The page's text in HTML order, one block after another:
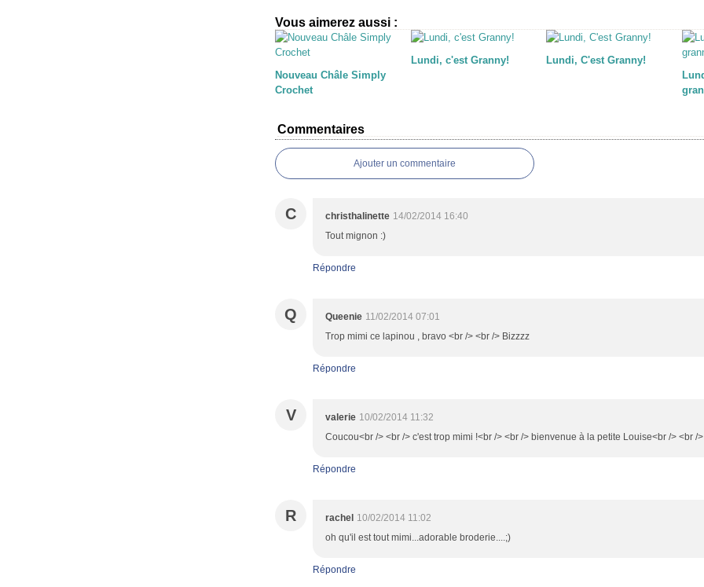
Vous aimerez aussi :
Nouveau Châle Simply
Crochet
Lundi, c'est Granny!
Lundi, C'est Granny!
Commentaires
Ajouter un commentaire
C christhalinette 14/02/2014 16:40
Tout mignon :)
Répondre
Q Queenie 11/02/2014 07:01
Trop mimi ce lapinou , bravo <br /> <br /> Bizzzz
Répondre
V valerie 10/02/2014 11:32
Coucou<br /> <br /> c'est trop mimi !<br /> <br /> bienvenue à la petite Louise<br /> <br />
Répondre
R rachel 10/02/2014 11:02
oh qu'il est tout mimi...adorable broderie....;)
Répondre